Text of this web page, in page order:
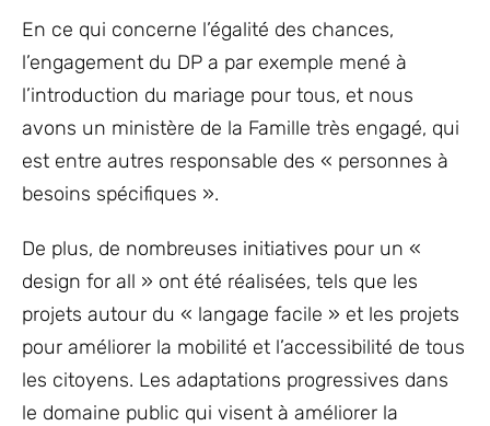
En ce qui concerne l’égalité des chances,
l’engagement du DP a par exemple mené à
l’introduction du mariage pour tous, et nous
avons un ministère de la Famille très engagé, qui
est entre autres responsable des « personnes à
besoins spécifiques ».
De plus, de nombreuses initiatives pour un «
design for all » ont été réalisées, tels que les
projets autour du « langage facile » et les projets
pour améliorer la mobilité et l’accessibilité de tous
les citoyens. Les adaptations progressives dans
le domaine public qui visent à améliorer la